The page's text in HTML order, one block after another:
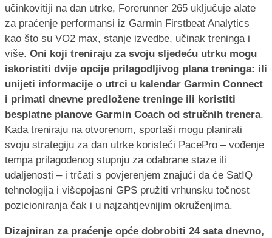
učinkovitiji na dan utrke, Forerunner 265 uključuje alate
za praćenje performansi iz Garmin Firstbeat Analytics
kao što su VO2 max, stanje izvedbe, učinak treninga i
više. Oni koji treniraju za svoju sljedeću utrku mogu
iskoristiti dvije opcije prilagodljivog plana treninga: ili
unijeti informacije o utrci u kalendar Garmin Connect
i primati dnevne predložene treninge ili koristiti
besplatne planove Garmin Coach od stručnih trenera.
Kada treniraju na otvorenom, sportaši mogu planirati
svoju strategiju za dan utrke koristeći PacePro – vođenje
tempa prilagođenog stupnju za odabrane staze ili
udaljenosti – i trčati s povjerenjem znajući da će SatIQ
tehnologija i višepojasni GPS pružiti vrhunsku točnost
pozicioniranja čak i u najzahtjevnijim okruženjima.
Dizajniran za praćenje opće dobrobiti 24 sata dnevno,